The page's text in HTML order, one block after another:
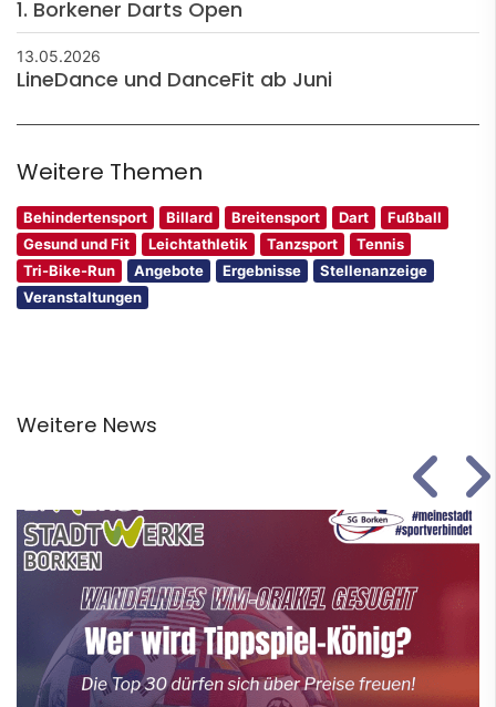
1. Borkener Darts Open
13.05.2026
LineDance und DanceFit ab Juni
Weitere Themen
Behindertensport Billard Breitensport Dart
Fußball
Gesund und Fit
Leichtathletik Tanzsport
Tennis
Tri-Bike-Run
Angebote Ergebnisse
Stellenanzeige
Veranstaltungen
Weitere News